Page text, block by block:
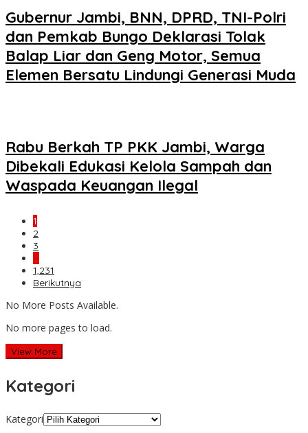
Gubernur Jambi, BNN, DPRD, TNI-Polri
dan Pemkab Bungo Deklarasi Tolak
Balap Liar dan Geng Motor, Semua
Elemen Bersatu Lindungi Generasi Muda
Rabu Berkah TP PKK Jambi, Warga
Dibekali Edukasi Kelola Sampah dan
Waspada Keuangan Ilegal
1
2
3
…
1,231
Berikutnya
No More Posts Available.
No more pages to load.
View More
Kategori
Kategori